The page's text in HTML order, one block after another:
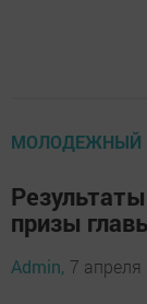
МОЛОДЕЖНЫЙ
призы
Admin, 7 апреля